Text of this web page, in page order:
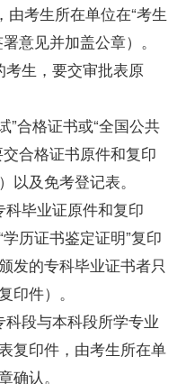
由考生所在单位在“考生
意见并加盖公章）。
考生，要交审批表原
合格证书或“全国公共
合格证书原件和复印
以及免考登记表。
毕业证原件和复印
历证书鉴定证明”复印
发的专科毕业证书者只
印件）。
段与本科段所学专业
复印件，由考生所在单
认。